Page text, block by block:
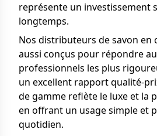
représente un investissement
longtemps.
Nos distributeurs de savon en
aussi conçus pour répondre
professionnels les plus
un excellent rapport qualité-
de gamme reflète le luxe et la
en offrant un usage simple et
quotidien.